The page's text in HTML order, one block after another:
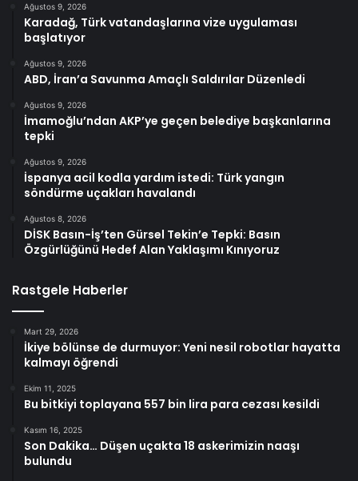
Ağustos 9, 2026
Karadağ, Türk vatandaşlarına vize uygulaması
başlatıyor
Ağustos 9, 2026
ABD, İran’a Savunma Amaçlı Saldırılar Düzenledi
Ağustos 9, 2026
İmamoğlu’ndan AKP’ye geçen belediye başkanlarına
tepki
Ağustos 9, 2026
İspanya acil kodla yardım istedi: Türk yangın
söndürme uçakları havalandı
Ağustos 8, 2026
DİSK Basın-İş’ten Gürsel Tekin’e Tepki: Basın
Özgürlüğünü Hedef Alan Yaklaşımı Kınıyoruz
Rastgele Haberler
Mart 29, 2026
İkiye bölünse de durmuyor: Yeni nesil robotlar hayatta
kalmayı öğrendi
Ekim 11, 2025
Bu bitkiyi toplayana 557 bin lira para cezası kesildi
Kasım 16, 2025
Son Dakika… Düşen uçakta 18 askerimizin naaşı
bulundu